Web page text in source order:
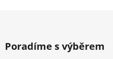
Poradíme s výběrem